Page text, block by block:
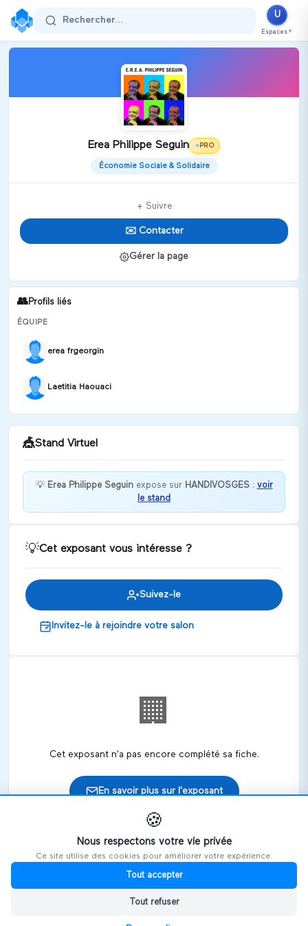
Rechercher...
U
Espaces ▼
Erea Philippe Seguin ⭐ PRO
Économie Sociale & Solidaire
+ Suivre
✉️ Contacter
Gérer la page
👥Profils liés
ÉQUIPE
erea frgeorgin
Laetitia Haouaci
🎪Stand Virtuel
💡 Erea Philippe Seguinexpose sur HANDIVOSGES: voir
le stand
💡Cet exposant vous intéresse ?
Suivez-le
Invitez-le à rejoindre votre salon
🏢
Cet exposant n'a pas encore complété sa fiche.
En savoir plus sur l'exposant
🎪Retrouvez cet exposant sur les salons
🍪
Nous respectons votre vie privée
Ce site utilise des cookies pour améliorer votre expérience.
Tout accepter
Tout refuser